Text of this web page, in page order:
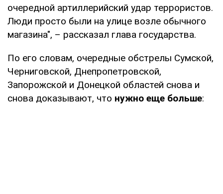
очередной артиллерийский удар террористов.
Люди просто были на улице возле обычного
магазина", – рассказал глава государства.
По его словам, очередные обстрелы Сумской,
Черниговской, Днепропетровской,
Запорожской и Донецкой областей снова и
снова доказывают, что нужно еще больше: